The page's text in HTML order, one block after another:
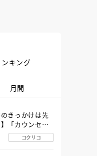
ンキング
月間
のきっかけは先
「カウンセリ
間」生徒の情報
たのは…《第２
コクリコ